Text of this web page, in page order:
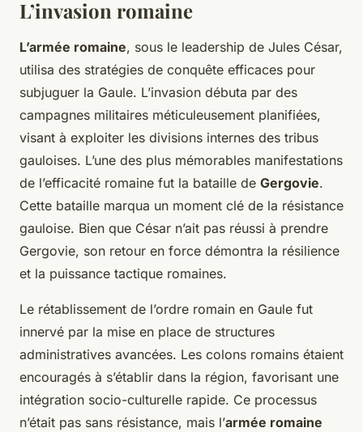
L’invasion romaine
L’armée romaine, sous le leadership de Jules César,
utilisa des stratégies de conquête efficaces pour
subjuguer la Gaule. L’invasion débuta par des
campagnes militaires méticuleusement planifiées,
visant à exploiter les divisions internes des tribus
gauloises. L’une des plus mémorables manifestations
de l’efficacité romaine fut la bataille de Gergovie.
Cette bataille marqua un moment clé de la résistance
gauloise. Bien que César n’ait pas réussi à prendre
Gergovie, son retour en force démontra la résilience
et la puissance tactique romaines.
Le rétablissement de l’ordre romain en Gaule fut
innervé par la mise en place de structures
administratives avancées. Les colons romains étaient
encouragés à s’établir dans la région, favorisant une
intégration socio-culturelle rapide. Ce processus
n’était pas sans résistance, mais l’armée romaine